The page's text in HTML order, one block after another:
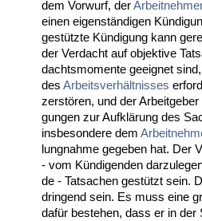
dem Vor­wurf, der
ei­nen ei­genständi­gen
gestütz­te Kündi­gung kann
der Ver­dacht auf ob­jek­ti­ve
dachts­mo­men­te ge­eig­net
des Ar­beits­verhält­nis­ses
zerstören, und der
gun­gen zur Aufklärung des
ins­be­son­de­re dem
lung­nah­me ge­ge­ben hat. Der
- vom Kündi­gen­den
de - Tat­sa­chen gestützt sein.
drin­gend sein. Es muss ei­ne
dafür be­ste­hen, dass er in der